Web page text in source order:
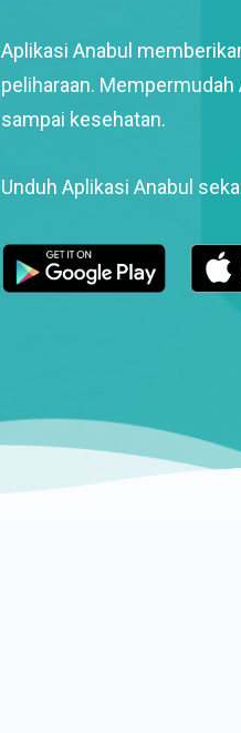
Aplikasi Anabul
peliharaan.
sampai kesehatan.
Unduh Aplikasi Anabul